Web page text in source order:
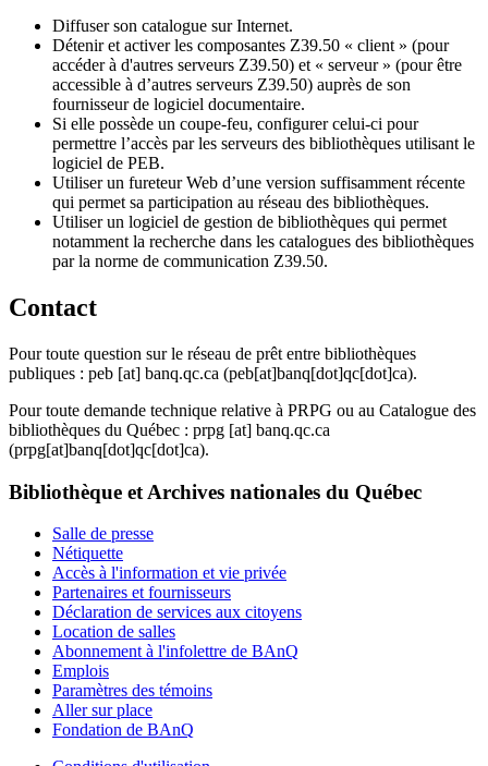
Diffuser son catalogue sur Internet.
Détenir et activer les composantes Z39.50 « client » (pour
accéder à d'autres serveurs Z39.50) et « serveur » (pour être
accessible à d’autres serveurs Z39.50) auprès de son
fournisseur de logiciel documentaire.
Si elle possède un coupe-feu, configurer celui-ci pour
permettre l’accès par les serveurs des bibliothèques utilisant le
logiciel de PEB.
Utiliser un fureteur Web d’une version suffisamment récente
qui permet sa participation au réseau des bibliothèques.
Utiliser un logiciel de gestion de bibliothèques qui permet
notamment la recherche dans les catalogues des bibliothèques
par la norme de communication Z39.50.
Contact
Pour toute question sur le réseau de prêt entre bibliothèques
publiques : peb [at] banq.qc.ca (peb[at]banq[dot]qc[dot]ca).
Pour toute demande technique relative à PRPG ou au Catalogue des
bibliothèques du Québec : prpg [at] banq.qc.ca
(prpg[at]banq[dot]qc[dot]ca).
Bibliothèque et Archives nationales du Québec
Salle de presse
Nétiquette
Accès à l'information et vie privée
Partenaires et fournisseurs
Déclaration de services aux citoyens
Location de salles
Abonnement à l'infolettre de BAnQ
Emplois
Paramètres des témoins
Aller sur place
Fondation de BAnQ